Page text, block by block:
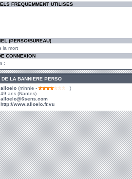
FREQUEMMENT UTILISES
(PERSO/BUREAU)
la mort
CONNEXION
:
DE LA BANNIERE PERSO
alloelo (minnie -
)
49 ans (Nantes)
alloelo@6sens.com
http://www.alloelo.fr.vu